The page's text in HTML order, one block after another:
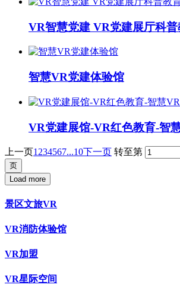
VR智慧党建 VR党建展厅科
智慧VR党建体验馆
VR党建展馆-VR红色教育-智
上一页1 234567...10下一页 转至第
Load more
景区文旅VR
VR消防体验馆
VR加盟
VR星际空间